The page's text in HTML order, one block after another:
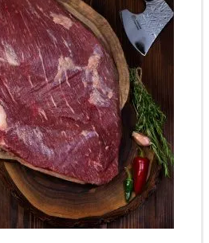
странице
товара.